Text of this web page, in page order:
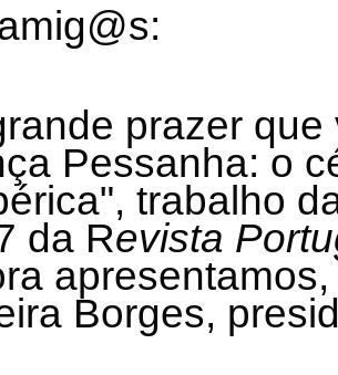
prazer
Pessanha: o
trabalho
da Revista
Borges,